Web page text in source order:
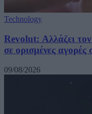
Technology
Revolut: Αλλάζει
σε ορισμένες
09/08/2026